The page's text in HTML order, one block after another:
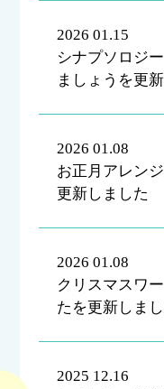
2026 01.15
シナプソロジ
ましょうを更
2026 01.08
お正月アレン
更新しました
2026 01.08
クリスマスワ
たを更新しま
2025 12.16